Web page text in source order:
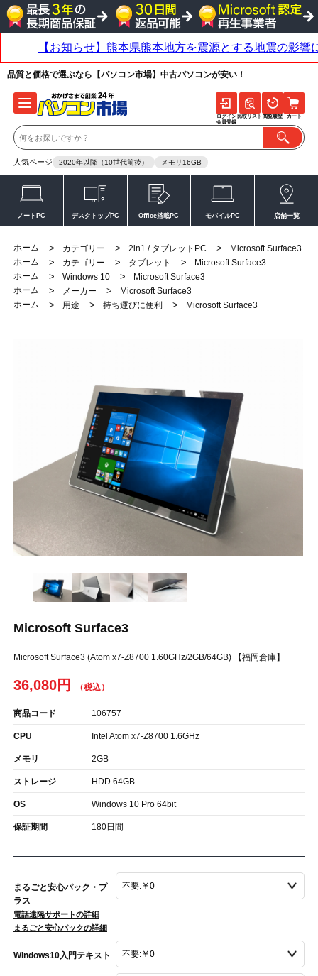
品質と価格で選ぶなら【パソコン市場】中古パソコンが安い！
人気ページ 2020年以降（10世代前後） メモリ16GB
ログイン
会員登録
比較リスト 閲覧履歴 カート
ノートPC デスクトップPC Office搭載PC モバイルPC 店舗一覧
ホーム > カテゴリー > 2in1 / タブレットPC >
Microsoft Surface3
ホーム
> カテゴリー > タブレット >
Microsoft Surface3
ホーム
> Windows 10 >
Microsoft Surface3
ホーム
> メーカー >
Microsoft Surface3
ホーム
> 用途 > 持ち運びに便利 > Microsoft Surface3
Microsoft Surface3
Microsoft Surface3 (Atom x7-Z8700 1.60GHz/2GB/64GB) 【福岡倉庫】
36,080円
商品コード 106757
CPU Intel Atom x7-Z8700 1.6GHz
メモリ 2GB
ストレージ HDD 64GB
OS Windows 10 Pro 64bit
保証期間 180日間
まるごと安心パック・プ
ラス
電話遠隔サポートの詳細
まるごと安心パックの詳細
Windows10入門テキスト